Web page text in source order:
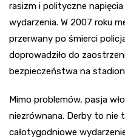
rasizm i polityczne
wydarzenia. W 2007 roku
przerwany po śmierci
doprowadziło do
bezpieczeństwa na
Mimo problemów, pasja
niezrównana. Derby to nie
całotygodniowe